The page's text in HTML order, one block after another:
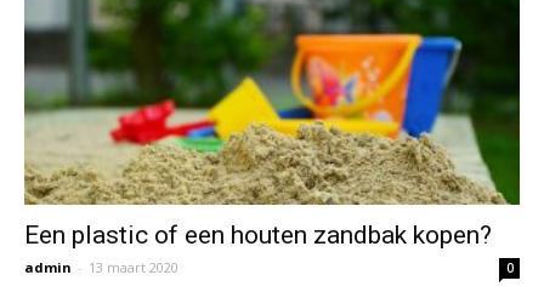
Een plastic of een houten zandbak kopen?
admin - 13 maart 2020 0